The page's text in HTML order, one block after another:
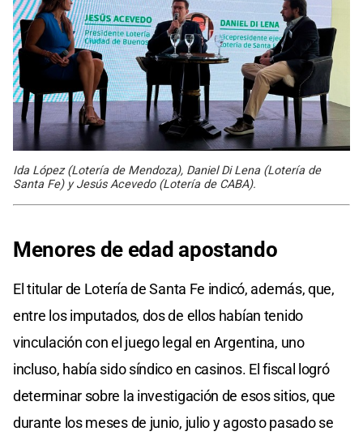
Ida López (Lotería de Mendoza), Daniel Di Lena (Lotería de
Santa Fe) y Jesús Acevedo (Lotería de CABA).
Menores de edad apostando
El titular de Lotería de Santa Fe indicó, además, que,
entre los imputados, dos de ellos habían tenido
vinculación con el juego legal en Argentina, uno
incluso, había sido síndico en casinos. El fiscal logró
determinar sobre la investigación de esos sitios, que
durante los meses de junio, julio y agosto pasado se